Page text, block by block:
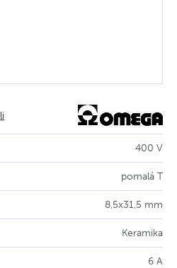
400 V
pomalá T
8,5x31,5 mm
Keramika
6 A